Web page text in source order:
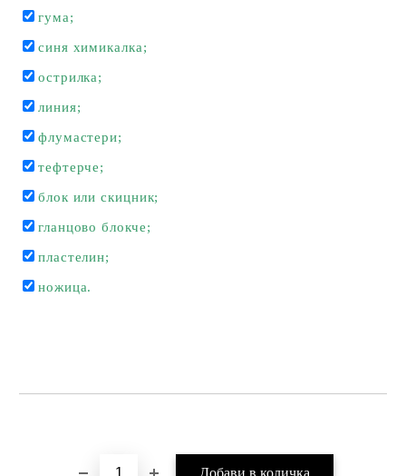
гума;
синя химикалка;
острилка;
линия;
флумастери;
тефтерче;
блок или скицник;
гланцово блокче;
пластелин;
ножица.